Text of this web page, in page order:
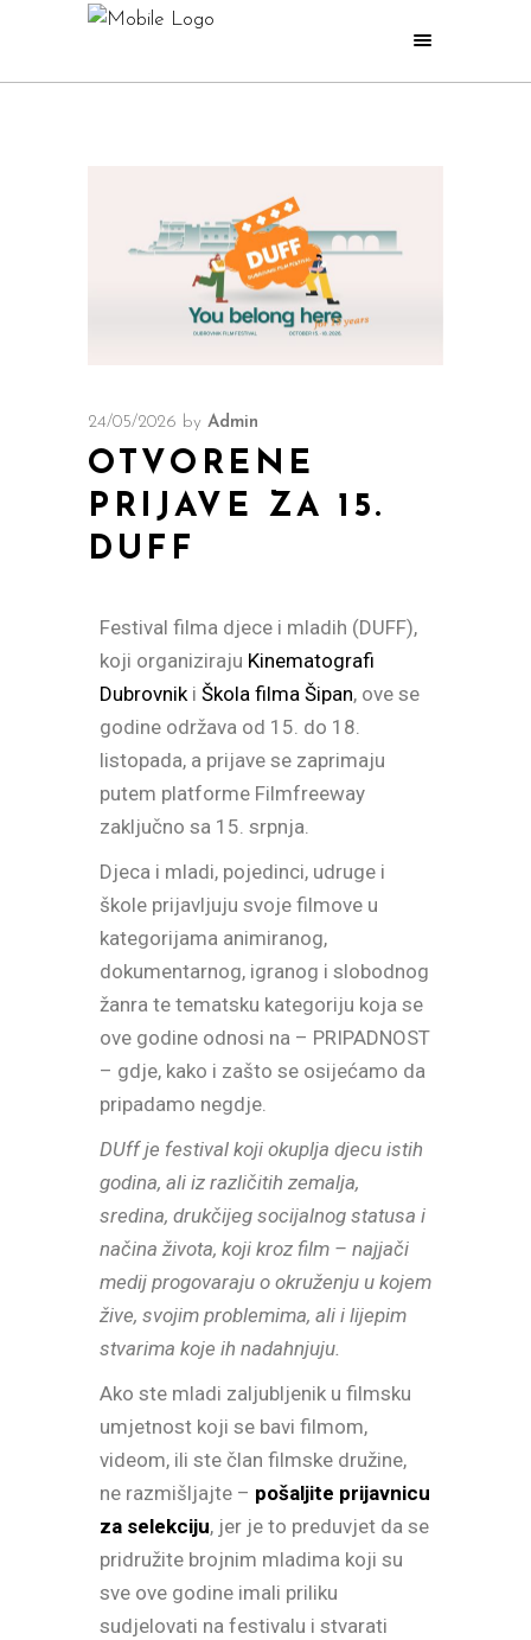
24/05/2026 by Admin
OTVORENE
PRIJAVE ZA 15.
DUFF
Festival filma djece i mladih (DUFF),
koji organiziraju Kinematografi
Dubrovniki Škola filma Šipan, ove se
godine održava od 15. do 18.
listopada, a prijave se zaprimaju
putem platforme Filmfreeway
zaključno sa 15. srpnja.
Djeca i mladi, pojedinci, udruge i
škole prijavljuju svoje filmove u
kategorijama animiranog,
dokumentarnog, igranog i slobodnog
žanra te tematsku kategoriju koja se
ove godine odnosi na – PRIPADNOST
– gdje, kako i zašto se osijećamo da
pripadamo negdje.
DUff je festival koji okuplja djecu istih
godina, ali iz različitih zemalja,
sredina, drukčijeg socijalnog statusa i
načina života, koji kroz film – najjači
medij progovaraju o okruženju u kojem
žive, svojim problemima, ali i lijepim
stvarima koje ih nadahnjuju.
Ako ste mladi zaljubljenik u filmsku
umjetnost koji se bavi filmom,
videom, ili ste član filmske družine,
ne razmišljajte – pošaljite prijavnicu
za selekciju, jer je to preduvjet da se
pridružite brojnim mladima koji su
sve ove godine imali priliku
sudjelovati na festivalu i stvarati